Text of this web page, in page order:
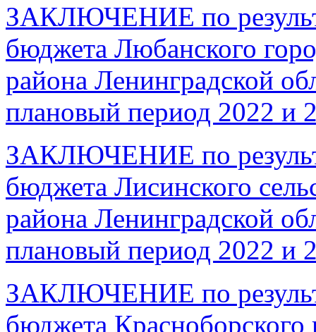
ЗАКЛЮЧЕНИЕ по
бюджета Любанского
района Ленинградской
плановый период 2022 и
ЗАКЛЮЧЕНИЕ по
бюджета Лисинского
района Ленинградской
плановый период 2022 и
ЗАКЛЮЧЕНИЕ по
бюджета Красноборского